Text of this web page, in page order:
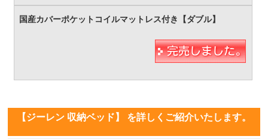
【ジーレン 収納ベッド】 を詳しくご紹介いたします。